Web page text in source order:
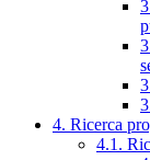
4. Ricerca
4.1.